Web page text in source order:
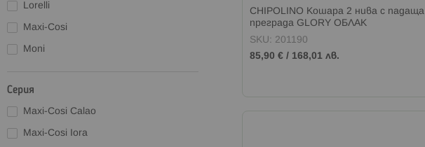
CHIPOLINO Кошара 2 нива с падаща
преграда GLORY ОБЛАК
SKU: 201190
85,90 € / 168,01 лв.
Lorelli
Maxi-Cosi
Moni
Серия
Maxi-Cosi Calao
Maxi-Cosi Iora